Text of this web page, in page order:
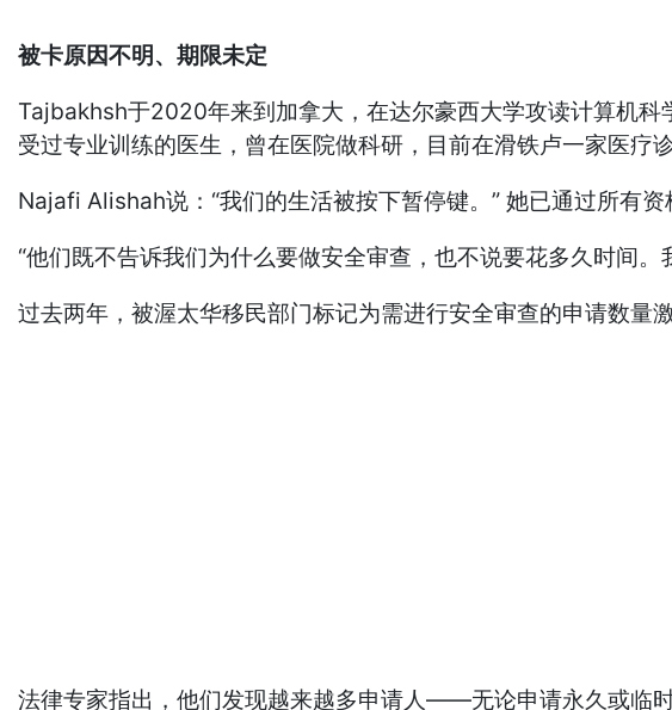
被卡原因不明、期限未定
Tajbakhsh于2020年来到加拿大，在达尔豪西大学攻读计算机
受过专业训练的医生，曾在医院做科研，目前在滑铁卢一家医疗
Najafi Alishah说：“我们的生活被按下暂停键。” 她已通过所有
“他们既不告诉我们为什么要做安全审查，也不说要花多久时间。
过去两年，被渥太华移民部门标记为需进行安全审查的申请数量
法律专家指出，他们发现越来越多申请人——无论申请永久或临